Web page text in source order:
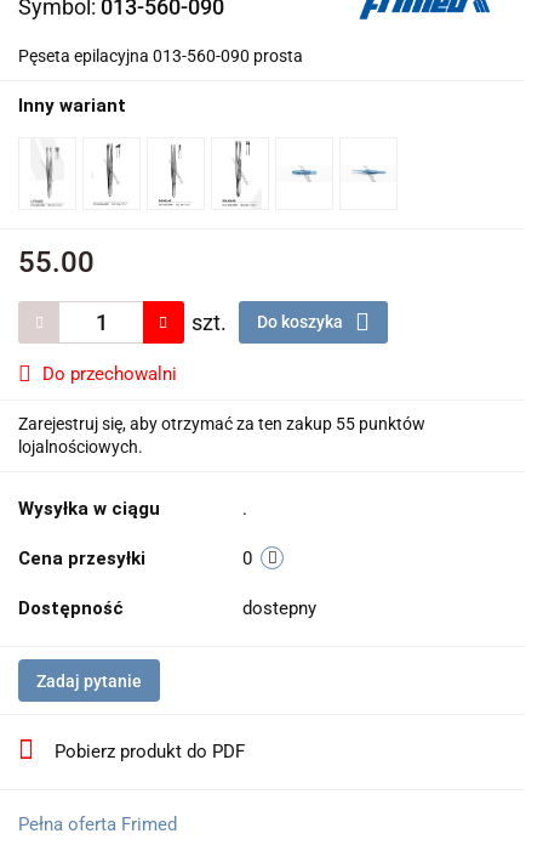
Symbol: 013-560-090
Pęseta epilacyjna 013-560-090 prosta
Inny wariant
55.00
szt. Do koszyka
Do przechowalni
Zarejestruj się, aby otrzymać za ten zakup 55 punktów
lojalnościowych.
Wysyłka w ciągu .
Cena przesyłki 0
Dostępność dostepny
Zadaj pytanie
Pobierz produkt do PDF
Pełna oferta Frimed